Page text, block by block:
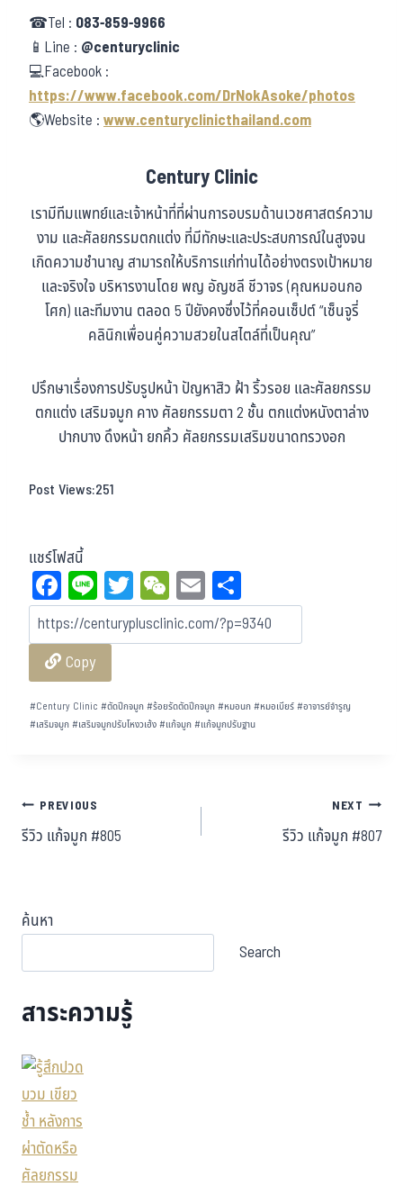
☎Tel : 083-859-9966
📱Line : @centuryclinic
💻Facebook :
https://www.facebook.com/DrNokAsoke/photos
🌎Website :www.centuryclinicthailand.com
Century Clinic
เรามีทีมแพทย์และเจ้าหน้าที่ที่ผ่านการอบรมด้านเวชศาสตร์ความ
งาม และศัลยกรรมตกแต่ง ที่มีทักษะและประสบการณ์ในสูงจน
เกิดความชำนาญ สามารถให้บริการแก่ท่านได้อย่างตรงเป้าหมาย
และจริงใจ บริหารงานโดย พญ อัญชลี ชีวาจร (คุณหมอนกอ
โศก) และทีมงาน ตลอด 5 ปียังคงซึ่งไว้ที่คอนเซ็ปต์ “เซ็นจูรี่
คลินิกเพื่อนคู่ความสวยในสไตล์ที่เป็นคุณ”
ปรึกษาเรื่องการปรับรูปหน้า ปัญหาสิว ฝ้า ริ้วรอย และศัลยกรรม
ตกแต่ง เสริมจมูก คาง ศัลยกรรมตา 2 ชั้น ตกแต่งหนังตาล่าง
ปากบาง ดึงหน้า ยกคิ้ว ศัลยกรรมเสริมขนาดทรวงอก
Post Views:251
แชร์โฟสนี้
Fa
ce
bo
ok
Li
ne
T
wi
tt
W
eC
ha
E
m
ail
ar
e
Copy
#Century Clinic #ตัดปีกจมูก#ร้อยรัดตัดปีกจมูก#หมอนก#หมอเบียร์ #อาจารย์จำรูญ
#เสริมจมูก#เสริมจมูกปรับโหงวเฮ้ง#แก้จมูก#แก้จมูกปรับฐาน
PREVIOUS
รีวิว แก้จมูก #805
NEXT
รีวิว แก้จมูก #807
ค้นหา
Search
สาระความรู้